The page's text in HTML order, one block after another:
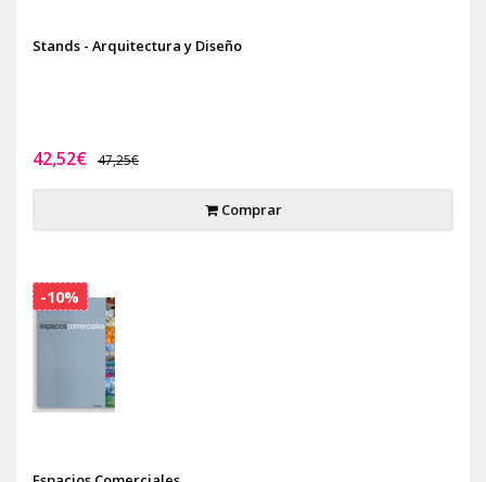
Stands - Arquitectura y Diseño
42,52€ 47,25€
Comprar
-10%